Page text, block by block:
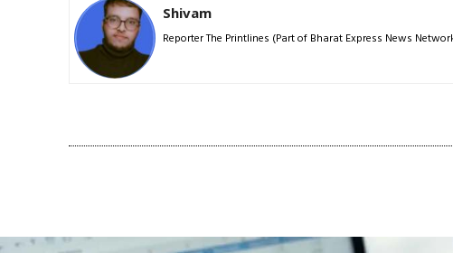
Shivam
Reporter The Printlines (Part of Bharat Express News